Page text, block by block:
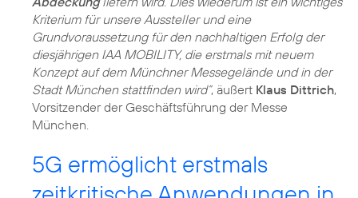
Kriterium für unsere Aussteller und eine
Grundvoraussetzung für den nachhaltigen Erfolg der
diesjährigen IAA MOBILITY, die erstmals mit neuem
Konzept auf dem Münchner Messegelände und in der
Stadt München stattfinden wird“, äußert Klaus Dittrich,
Vorsitzender der Geschäftsführung der Messe
München.
5G ermöglicht erstmals